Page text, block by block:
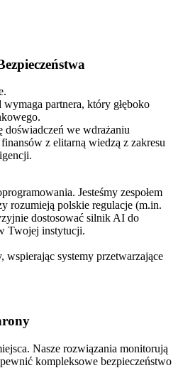
partnera, który głęboko
doświadczeń we wdrażaniu
z elitarną wiedzą z zakresu
Jesteśmy zespołem
rozumieją polskie regulacje (m.in.
dostosować silnik AI do
Twojej instytucji.
wspierając systemy przetwarzające
Nasze rozwiązania monitorują
kompleksowe bezpieczeństwo